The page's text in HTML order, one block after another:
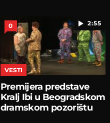
2:55
0
VESTI
Premijera predstave
Kralj Ibi u Beogradskom
dramskom pozorištu